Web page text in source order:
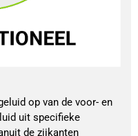
op van de voor- en
uit specifieke
de zijkanten